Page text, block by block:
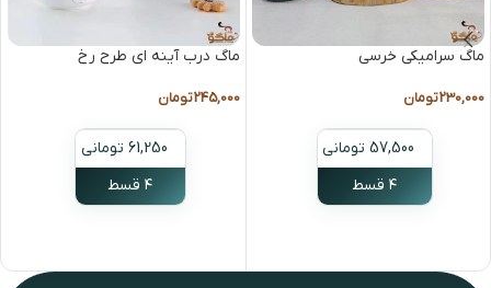
ماگ سرامیکی خرسی
230,000تومان
57,500 تومانی
۴ قسط
ماگ درب آینه ای طرح رخ
245,000تومان
61,250 تومانی
۴ قسط